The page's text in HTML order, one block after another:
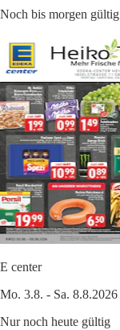
Noch bis morgen gültig
E center
Mo. 3.8. - Sa. 8.8.2026
Nur noch heute gültig